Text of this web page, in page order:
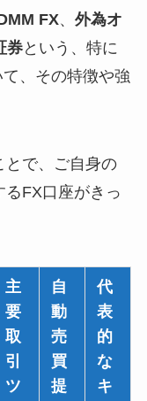
FX、 外為オ
券という、特に
、その特徴や強
とで、ご自身の
るFX口座がきっ
主
要
取
引
ツ
自
動
売
買
提
代
表
的
な
キ